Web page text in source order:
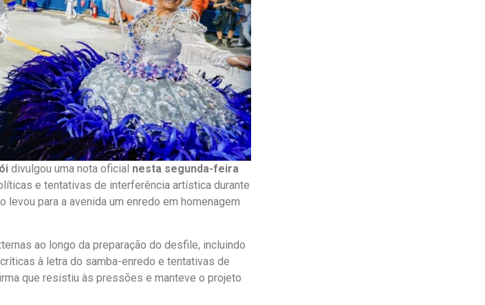
divulgou uma nota oficial nesta segunda-feira
e tentativas de interferência artística durante
para a avenida um enredo em homenagem
ao longo da preparação do desfile, incluindo
à letra do samba-enredo e tentativas de
que resistiu às pressões e manteve o projeto